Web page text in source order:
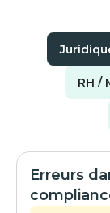
RH /
Erreurs